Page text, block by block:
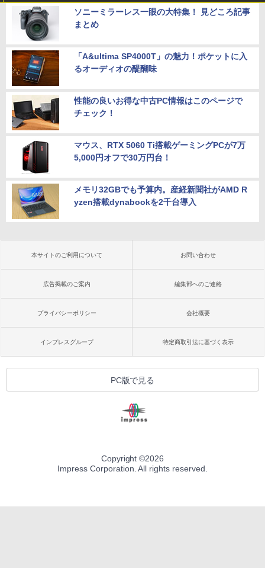
ソニーミラーレス一眼の大特集！ 見どころ記事
まとめ
「A&ultima SP4000T」の魅力！ポケットに入
るオーディオの醍醐味
性能の良いお得な中古PC情報はこのページで
チェック！
マウス、RTX 5060 Ti搭載ゲーミングPCが7万
5,000円オフで30万円台！
メモリ32GBでも予算内。産経新聞社がAMD R
yzen搭載dynabookを2千台導入
本サイトのご利用について お問い合わせ
広告掲載のご案内 編集部へのご連絡
プライバシーポリシー 会社概要
インプレスグループ 特定商取引法に基づく表示
PC版で見る
Copyright ©2026
Impress Corporation. All rights reserved.